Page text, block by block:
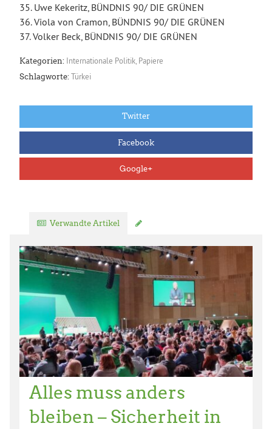
35. Uwe Kekeritz, BÜNDNIS 90/ DIE GRÜNEN
36. Viola von Cramon, BÜNDNIS 90/ DIE GRÜNEN
37. Volker Beck, BÜNDNIS 90/ DIE GRÜNEN
Kategorien: Internationale Politik, Papiere
Schlagworte: Türkei
Twitter
Facebook
Google+
Verwandte Artikel
Alles muss anders
bleiben – Sicherheit in